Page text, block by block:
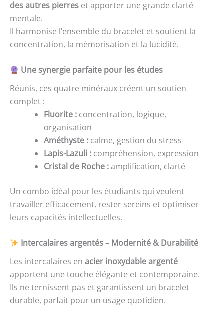
des autres pierres et apporter une grande clarté
mentale.
Il harmonise l’ensemble du bracelet et soutient la
concentration, la mémorisation et la lucidité.
Une synergie parfaite pour les études
Réunis, ces quatre minéraux créent un soutien
complet :
Fluorite : concentration, logique,
organisation
Améthyste : calme, gestion du stress
Lapis-Lazuli : compréhension, expression
Cristal de Roche :amplification, clarté
Un combo idéal pour les étudiants qui veulent
travailler efficacement, rester sereins et optimiser
leurs capacités intellectuelles.
Intercalaires argentés – Modernité & Durabilité
Les intercalaires en acier inoxydable argenté
apportent une touche élégante et contemporaine.
Ils ne ternissent pas et garantissent un bracelet
durable, parfait pour un usage quotidien.